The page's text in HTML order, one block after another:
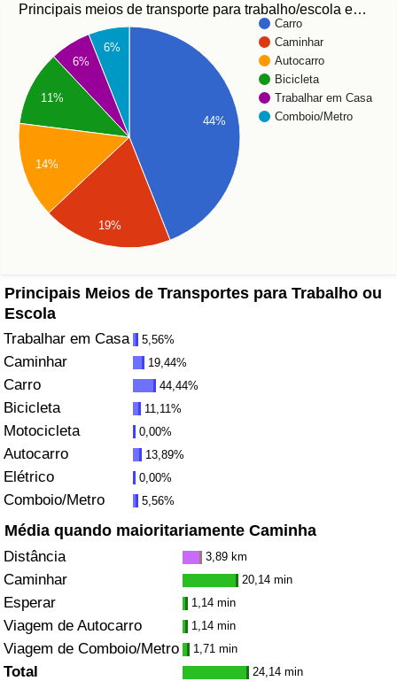
Principais meios de transporte para trabalho/escola e…
Carro
Caminhar
Autocarro
Bicicleta
Trabalhar em Casa
Comboio/Metro
44%
6%
6%
11%
14%
19%
Principais Meios de Transportes para Trabalho ou
Escola
Trabalhar em Casa 5,56%
Caminhar 19,44%
Carro 44,44%
Bicicleta 11,11%
Motocicleta 0,00%
Autocarro 13,89%
Elétrico 0,00%
Comboio/Metro 5,56%
Média quando maioritariamente Caminha
Distância 3,89 km
Caminhar 20,14 min
Esperar 1,14 min
Viagem de Autocarro 1,14 min
Viagem de Comboio/Metro 1,71 min
Total 24,14 min
Índice de criminalidade por país
Saúde
Indicador de Saúde (Atual)
Indicador de Saúde
Indicador de Saúde por País
Poluição
Indicador de Poluição por País
Trânsito
Indicador de Trânsito
Indicador de Trânsito (Atual)
Indicador de Trânsito por País